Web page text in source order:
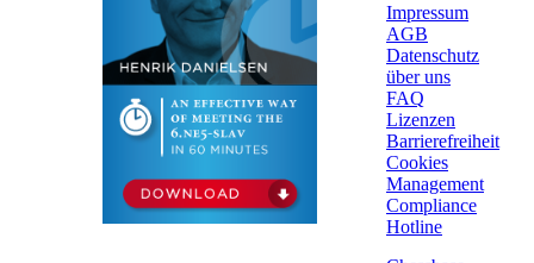
Impressum
AGB
Datenschutz
über uns
FAQ
Lizenzen
Barrierefreiheit
Cookies
Management
Compliance
Hotline